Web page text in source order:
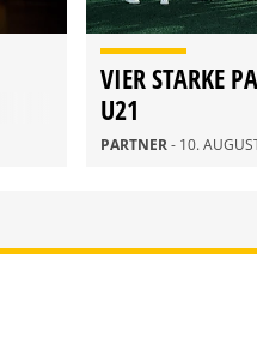
VIER STARKE
U21
PARTNER- 10.